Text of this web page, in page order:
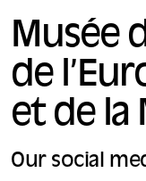
Musée
de
et de la
Our social